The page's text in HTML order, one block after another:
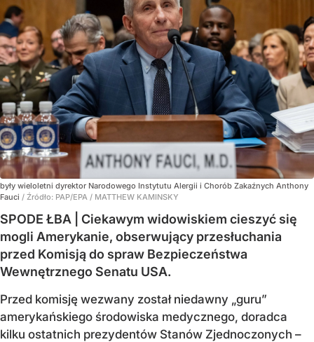
były wieloletni dyrektor Narodowego Instytutu Alergii i Chorób Zakaźnych Anthony
Fauci / Źródło: PAP/EPA / MATTHEW KAMINSKY
SPODE ŁBA | Ciekawym widowiskiem cieszyć się
mogli Amerykanie, obserwujący przesłuchania
przed Komisją do spraw Bezpieczeństwa
Wewnętrznego Senatu USA.
Przed komisję wezwany został niedawny „guru”
amerykańskiego środowiska medycznego, doradca
kilku ostatnich prezydentów Stanów Zjednoczonych –